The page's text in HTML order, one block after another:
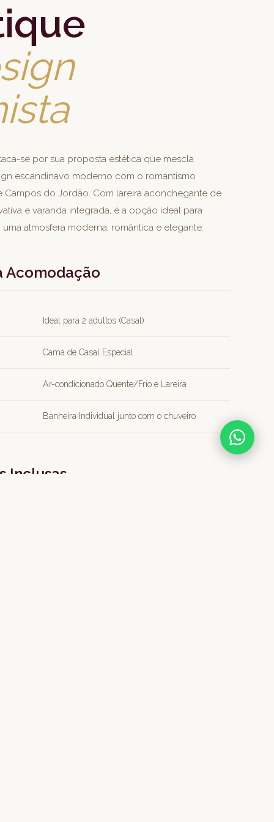
se por sua proposta estética que mescla
escandinavo moderno com o romantismo
Campos do Jordão. Com lareira aconchegante de
e varanda integrada, é a opção ideal para
atmosfera moderna, romântica e elegante.
Acomodação
Ideal para 2 adultos (Casal)
Cama de Casal Especial
Ar-condicionado Quente/Frio e Lareira
Banheira Individual junto com o chuveiro
Inclusas